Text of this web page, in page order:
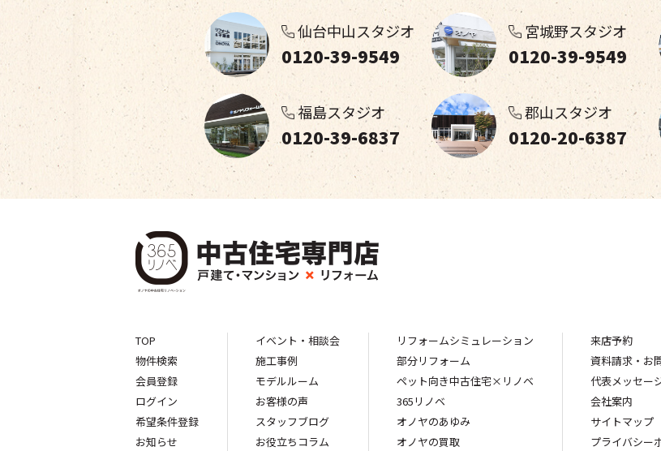
仙台中山スタジオ
0120-39-9549
宮城野スタジオ
0120-39-9549
福島スタジオ
0120-39-6837
郡山スタジオ
0120-20-6387
TOP
物件検索
会員登録
ログイン
希望条件登録
お知らせ
イベント・相談会
施工事例
モデルルーム
お客様の声
スタッフブログ
お役立ちコラム
リフォームシミュレーション
部分リフォーム
ペット向き中古住宅×リノベ
365リノベ
オノヤのあゆみ
オノヤの買取
来店予約
資料請求・お
代表メッセー
会社案内
サイトマップ
プライバシー